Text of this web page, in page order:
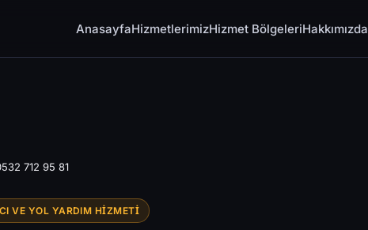
AnasayfaHizmetlerimizHizmet BölgeleriHakkımızda
712 95 81
VE YOL YARDIM HIZMETI